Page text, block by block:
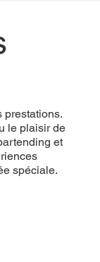
prestations.
le plaisir de
et
spéciale.